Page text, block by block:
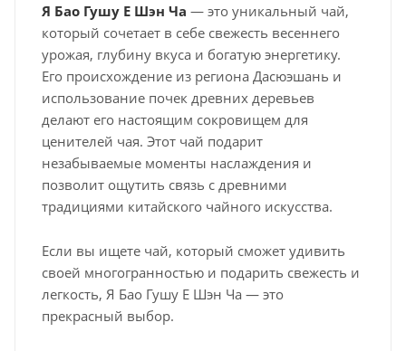
Я Бао Гушу Е Шэн Ча — это уникальный чай,
который сочетает в себе свежесть весеннего
урожая, глубину вкуса и богатую энергетику.
Его происхождение из региона Дасюэшань и
использование почек древних деревьев
делают его настоящим сокровищем для
ценителей чая. Этот чай подарит
незабываемые моменты наслаждения и
позволит ощутить связь с древними
традициями китайского чайного искусства.
Если вы ищете чай, который сможет удивить
своей многогранностью и подарить свежесть и
легкость, Я Бао Гушу Е Шэн Ча — это
прекрасный выбор.